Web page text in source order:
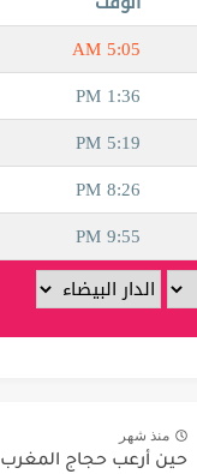
منذ شهر
حين أرعب حجاج المغرب